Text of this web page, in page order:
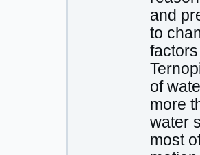
and
to
of
more
water
most